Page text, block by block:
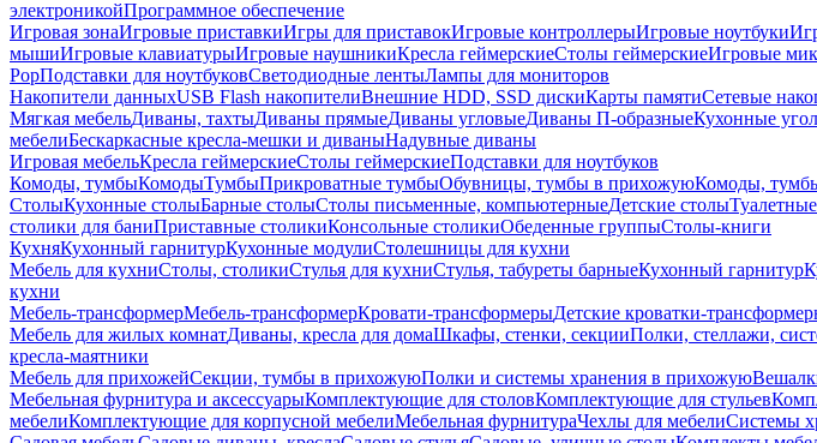
электроникойПрограммное обеспечение
Игровая зонаИгровые приставкиИгры для приставокИгровые контроллерыИгровые ноутбуки
мышиИгровые клавиатурыИгровые наушникиКресла геймерскиеСтолы геймерскиеИгровые
PopПодставки для ноутбуковСветодиодные лентыЛампы для мониторов
Накопители данныхUSB Flash накопителиВнешние HDD, SSD дискиКарты памятиСетевые
Мягкая мебельДиваны, тахтыДиваны прямыеДиваны угловыеДиваны П-образныеКухонные
мебелиБескаркасные кресла-мешки и диваныНадувные диваны
Игровая мебельКресла геймерскиеСтолы геймерскиеПодставки для ноутбуков
Комоды, тумбыКомодыТумбыПрикроватные тумбыОбувницы, тумбы в прихожуюКомоды,
СтолыКухонные столыБарные столыСтолы письменные, компьютерныеДетские столы
столики для баниПриставные столикиКонсольные столикиОбеденные группыСтолы-книги
КухняКухонный гарнитурКухонные модулиСтолешницы для кухни
Мебель для кухниСтолы, столикиСтулья для кухниСтулья, табуреты барныеКухонный гарнитур
кухни
Мебель-трансформерМебель-трансформерКровати-трансформерыДетские кроватки-
Мебель для жилых комнатДиваны, кресла для домаШкафы, стенки, секцииПолки, стеллажи,
кресла-маятники
Мебель для прихожейСекции, тумбы в прихожуюПолки и системы хранения в прихожую
Мебельная фурнитура и аксессуарыКомплектующие для столовКомплектующие для стульев
мебелиКомплектующие для корпусной мебелиМебельная фурнитураЧехлы для мебелиСистемы